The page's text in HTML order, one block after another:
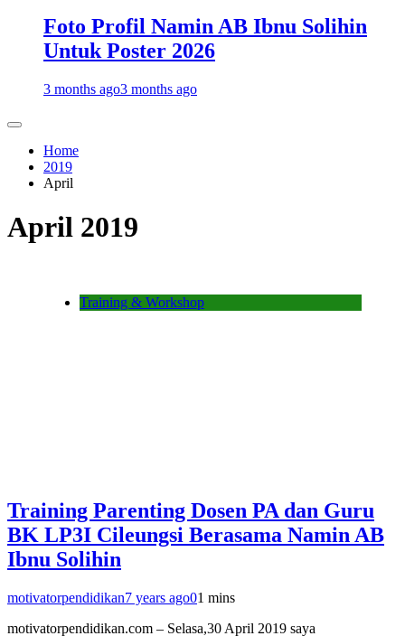
Foto Profil Namin AB Ibnu Solihin
Untuk Poster 2026
3 months ago3 months ago
Home
2019
April
April 2019
Training & Workshop
Training Parenting Dosen PA dan Guru
BK LP3I Cileungsi Berasama Namin AB
Ibnu Solihin
motivatorpendidikan7 years ago01 mins
motivatorpendidikan.com – Selasa,30 April 2019 saya